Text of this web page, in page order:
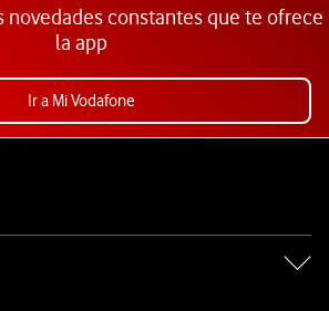
novedades constantes que te ofrece
la app
Ir a Mi Vodafone
sociales de Vodafone